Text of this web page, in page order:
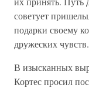
советует
подарки своему
дружеских чувств.
В изысканных
Кортес просил